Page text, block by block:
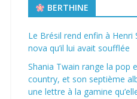
BERTHINE
Le Brésil rend enfin à Henri
nova qu’il lui avait soufflée
Shania Twain range la pop
country, et son septième
une lettre à la gamine